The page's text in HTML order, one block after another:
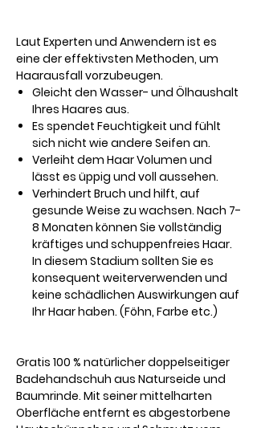
Laut Experten und Anwendern ist es
eine der effektivsten Methoden, um
Haarausfall vorzubeugen.
Gleicht den Wasser- und Ölhaushalt
Ihres Haares aus.
Es spendet Feuchtigkeit und fühlt
sich nicht wie andere Seifen an.
Verleiht dem Haar Volumen und
lässt es üppig und voll aussehen.
Verhindert Bruch und hilft, auf
gesunde Weise zu wachsen. Nach 7-
8 Monaten können Sie vollständig
kräftiges und schuppenfreies Haar.
In diesem Stadium sollten Sie es
konsequent weiterverwenden und
keine schädlichen Auswirkungen auf
Ihr Haar haben. (Föhn, Farbe etc.)
Gratis 100 % natürlicher doppelseitiger
Badehandschuh aus Naturseide und
Baumrinde. Mit seiner mittelharten
Oberfläche entfernt es abgestorbene